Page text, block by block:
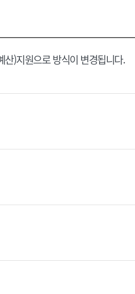
산)지원으로 방식이 변경됩니다.